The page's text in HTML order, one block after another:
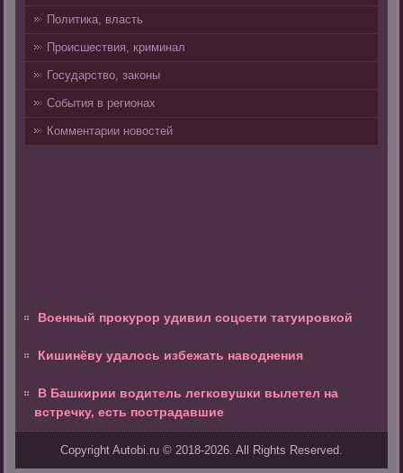
Политика, власть
Происшествия, криминал
Государство, законы
События в регионах
Комментарии новостей
Военный прокурор удивил соцсети татуировкой
Кишинёву удалось избежать наводнения
В Башкирии водитель легковушки вылетел на
встречку, есть пострадавшие
Copyright Autobi.ru © 2018-2026. All Rights Reserved.